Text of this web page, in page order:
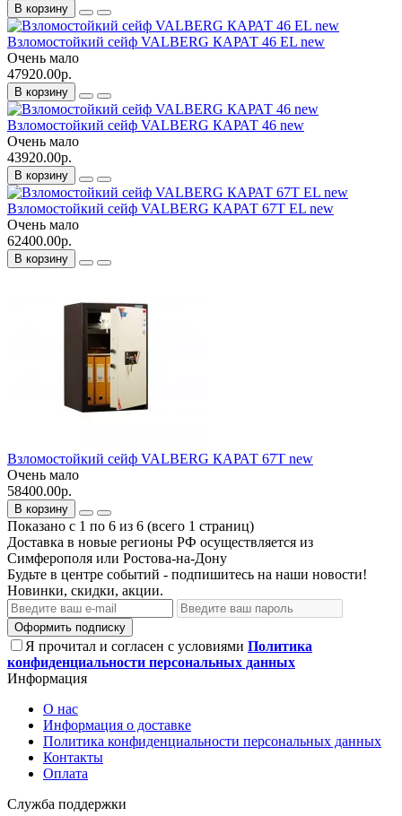
В корзину
Взломостойкий сейф VALBERG КАРАТ 46 EL new
Очень мало
47920.00р.
В корзину
Взломостойкий сейф VALBERG КАРАТ 46 new
Очень мало
43920.00р.
В корзину
Взломостойкий сейф VALBERG КАРАТ 67T EL new
Очень мало
62400.00р.
В корзину
Взломостойкий сейф VALBERG КАРАТ 67T new
Очень мало
58400.00р.
В корзину
Показано с 1 по 6 из 6 (всего 1 страниц)
Доставка в новые регионы РФ осуществляется из
Симферополя или Ростова-на-Дону
Будьте в центре событий - подпишитесь на наши новости!
Новинки, скидки, акции.
Оформить подписку
Я прочитал и согласен с условиями Политика
конфиденциальности персональных данных
Информация
О нас
Информация о доставке
Политика конфиденциальности персональных данных
Контакты
Оплата
Служба поддержки